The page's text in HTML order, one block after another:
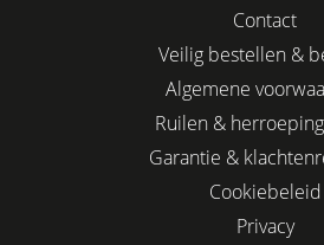
Contact
Veilig bestellen &
Algemene
Ruilen &
Garantie &
Cookiebeleid
Privacy